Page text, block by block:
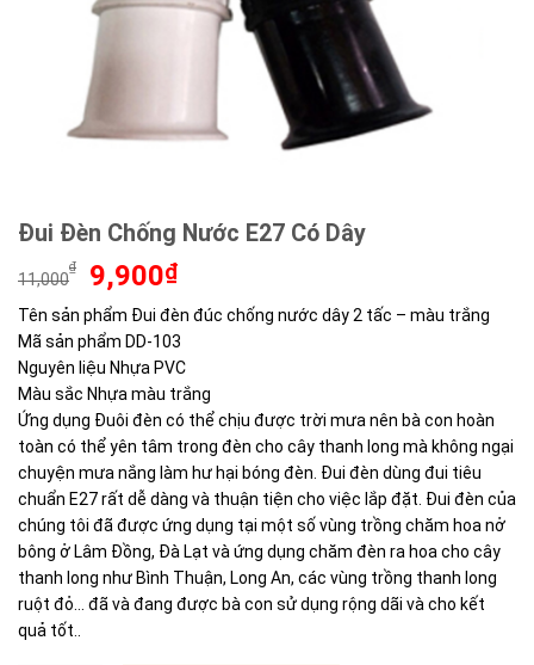
Đui Đèn Chống Nước E27 Có Dây
11,000
₫
Giá
gốc
là:
11,000₫.
9,900₫Giá
tại
là:
9,900₫.
Tên sản phẩm Đui đèn đúc chống nước dây 2 tấc – màu trắng
Mã sản phẩm DD-103
Nguyên liệu Nhựa PVC
Màu sắc Nhựa màu trắng
Ứng dụng Đuôi đèn có thể chịu được trời mưa nên bà con hoàn
toàn có thể yên tâm trong đèn cho cây thanh long mà không ngại
chuyện mưa nắng làm hư hại bóng đèn. Đui đèn dùng đui tiêu
chuẩn E27 rất dễ dàng và thuận tiện cho việc lắp đặt. Đui đèn của
chúng tôi đã được ứng dụng tại một số vùng trồng chăm hoa nở
bông ở Lâm Đồng, Đà Lạt và ứng dụng chăm đèn ra hoa cho cây
thanh long như Bình Thuận, Long An, các vùng trồng thanh long
ruột đỏ… đã và đang được bà con sử dụng rộng dãi và cho kết
quả tốt..